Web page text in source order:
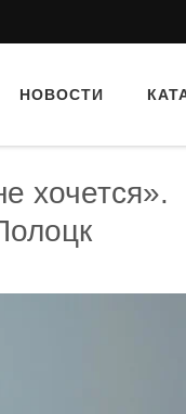
НОВОСТИ
хочется».